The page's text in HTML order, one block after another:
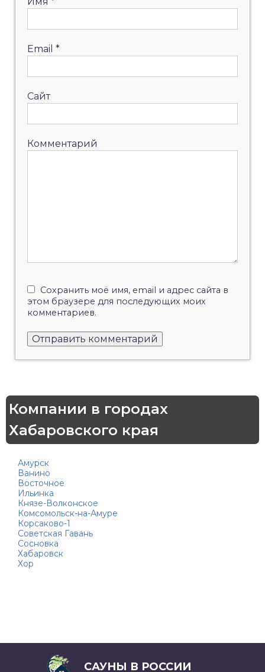
Email *
Сайт
Комментарий
Сохранить моё имя, email и адрес сайта в
этом браузере для последующих моих
комментариев.
Компании в городах
Хабаровского края
Амурск
Ванино
Восточное
Ильинка
Князе-Волконское
Комсомольск-на-Амуре
Корсаково-1
Советская Гавань
Сосновка
Хабаровск
Хор
САУНЫ В РОССИИ